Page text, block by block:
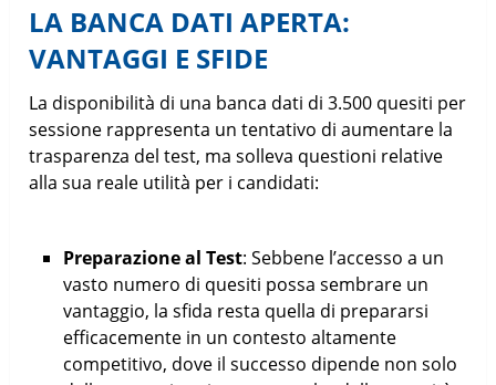
LA BANCA DATI APERTA:
VANTAGGI E SFIDE
La disponibilità di una banca dati di 3.500 quesiti per
sessione rappresenta un tentativo di aumentare la
trasparenza del test, ma solleva questioni relative
alla sua reale utilità per i candidati:
Preparazione al Test: Sebbene l’accesso a un
vasto numero di quesiti possa sembrare un
vantaggio, la sfida resta quella di prepararsi
efficacemente in un contesto altamente
competitivo, dove il successo dipende non solo